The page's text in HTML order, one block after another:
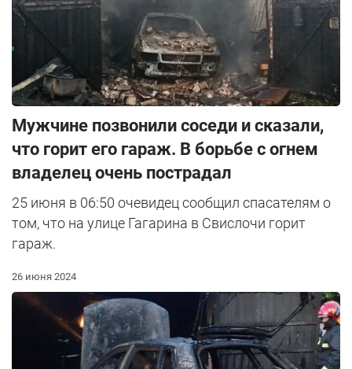
Мужчине позвонили соседи и сказали,
что горит его гараж. В борьбе с огнем
владелец очень пострадал
25 июня в 06:50 очевидец сообщил спасателям о
том, что на улице Гагарина в Свислочи горит
гараж.
26 июня 2024